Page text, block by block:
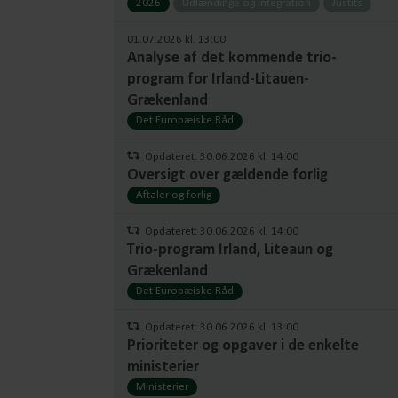
2026 Udlændinge og integration Justits
01.07.2026 kl. 13:00
Analyse af det kommende trio-
program for Irland-Litauen-
Grækenland
Det Europæiske Råd
Opdateret: 30.06.2026 kl. 14:00
Oversigt over gældende forlig
Aftaler og forlig
Opdateret: 30.06.2026 kl. 14:00
Trio-program Irland, Liteaun og
Grækenland
Det Europæiske Råd
Opdateret: 30.06.2026 kl. 13:00
Prioriteter og opgaver i de enkelte
ministerier
Ministerier